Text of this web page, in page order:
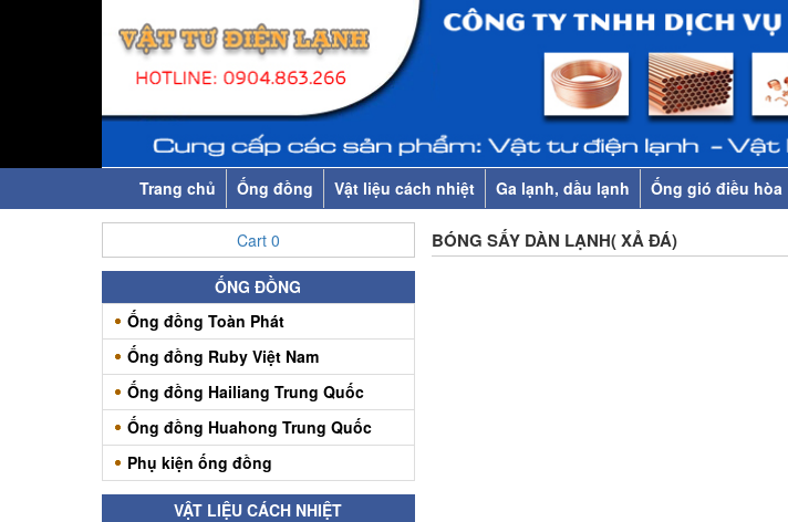
Trang chủ Ống đồng Vật liệu cách nhiệt Ga lạnh, dầu lạnh Ống gió điều hòa
Cart 0
ỐNG ĐỒNG
Ống đồng Toàn Phát
Ống đồng Ruby Việt Nam
Ống đồng Hailiang Trung Quốc
Ống đồng Huahong Trung Quốc
Phụ kiện ống đồng
VẬT LIỆU CÁCH NHIỆT
BÓNG SẤY DÀN LẠNH( XẢ ĐÁ)